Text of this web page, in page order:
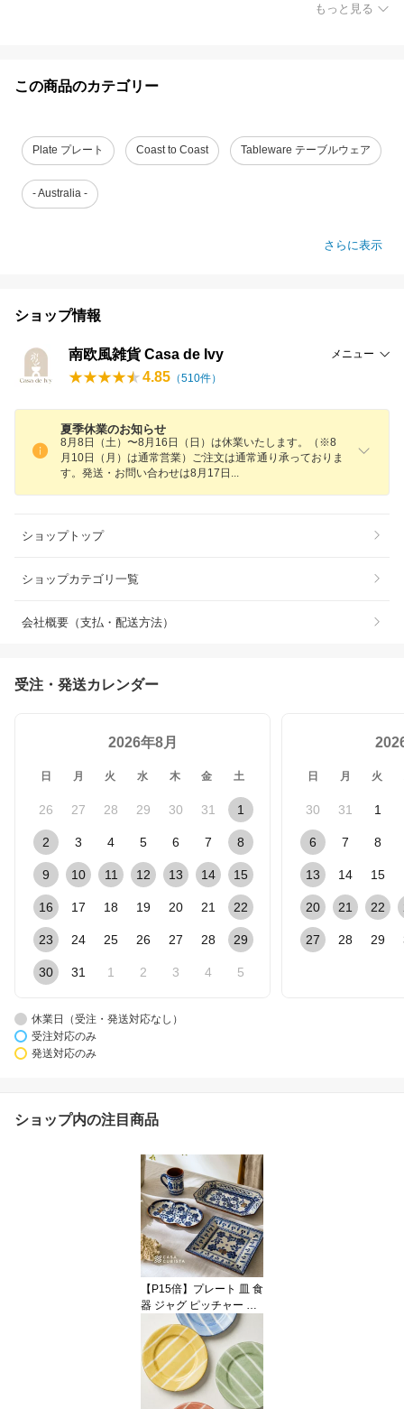
もっと見る
この商品のカテゴリー
Plate プレート Coast to Coast Tableware テーブルウェア
- Australia -
さらに表示
ショップ情報
南欧風雑貨 Casa de Ivy メニュー
4.85 （510件）
夏季休業のお知らせ
8月8日（土）〜8月16日（日）は休業いたします。（※8
月10日（月）は通常営業）ご注文は通常通り承っておりま
す。発送・お問い合わせは8月17 日
ショップトップ
ショップカテゴリ一覧
会社概要（支払・配送方法）
受注・発送カレンダー
2026年8月
日 月 火 水 木 金 土
26 27 28 29 30 31 1
2 3 4 5 6 7 8
9 10 11 12 13 14 15
16 17 18 19 20 21 22
23 24 25 26 27 28 29
30 31 1 2 3 4 5
日 月 火
30 31 1
6 7 8
13 14 15
20 21 22
27 28 29
休業日（受注・発送対応なし）
受注対応のみ
発送対応のみ
ショップ内の注目商品
【P15倍】プレート 皿 食
器 ジャグ ピッチャー 花
瓶 フラワーベース 花柄
フラワーモチーフ 陶器
テラコッタ ブルー 青 ホ
ワイト 白 テーブルウェ
ア おしゃれ かわいい 輸
入食器 海外インテリア